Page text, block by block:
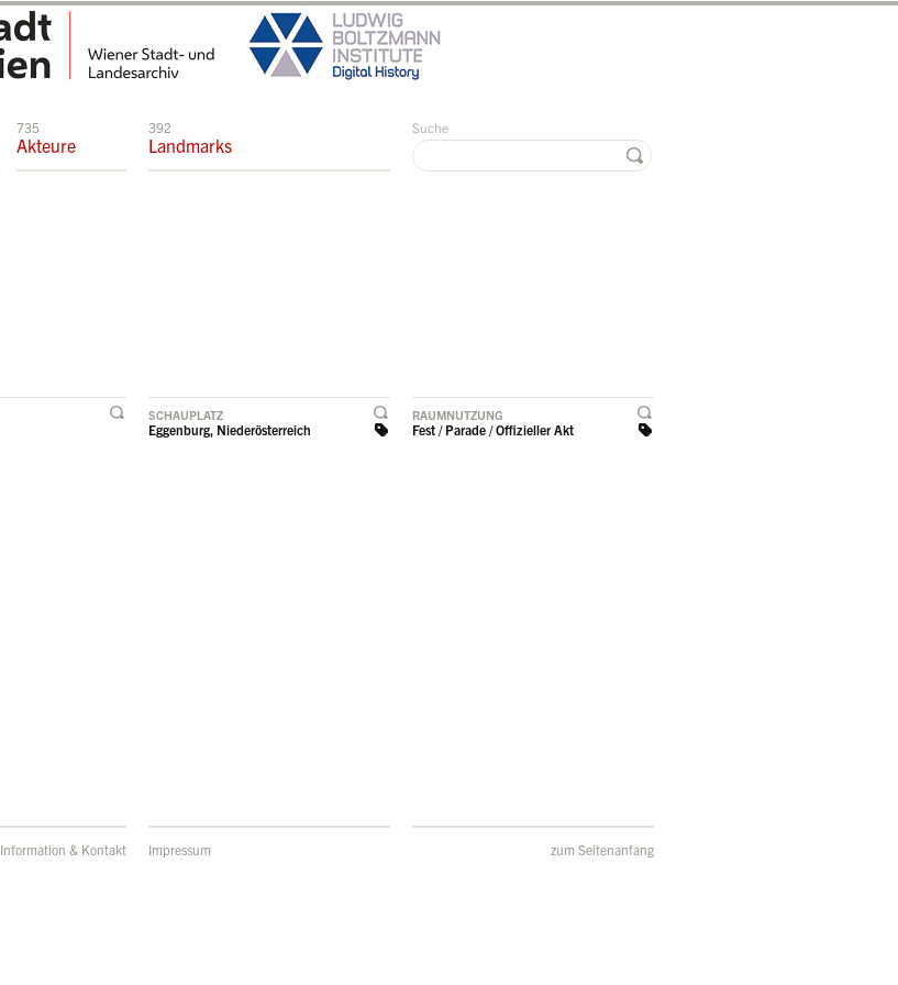
735
Akteure
392
Landmarks
Suche
SCHAUPLATZ
Eggenburg, Niederösterreich
RAUMNUTZUNG
Fest / Parade / Offizieller Akt
Information & Kontakt Impressum zum Seitenanfang